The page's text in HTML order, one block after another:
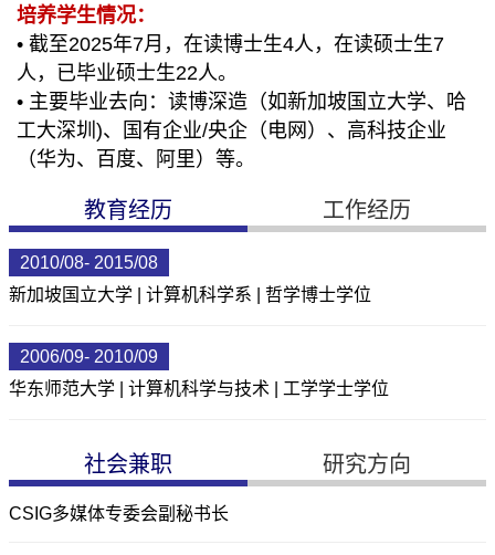
培养学生情况：
• 截至2025年7月，在读博士生4人，在读硕士生7
人，已毕业硕士生22人。
• 主要毕业去向：读博深造（如新加坡国立大学、哈
工大深圳)、国有企业/央企（电网）、高科技企业
（华为、百度、阿里）等。
教育经历 工作经历
2010/08- 2015/08
新加坡国立大学 | 计算机科学系 | 哲学博士学位
2006/09- 2010/09
华东师范大学 | 计算机科学与技术 | 工学学士学位
社会兼职 研究方向
CSIG多媒体专委会副秘书长